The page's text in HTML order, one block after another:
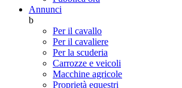
Annunci
b
Per il cavallo
Per il cavaliere
Per la scuderia
Carrozze e veicoli
Macchine agricole
Proprietà equestri